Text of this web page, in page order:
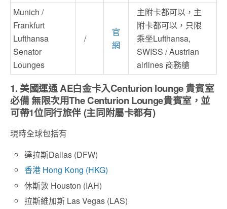
Munich /
Frankfurt
Lufthansa
Senator
Lounges
/
官
網
主附卡都可以，主
附卡都可以，只限
乘坐Lufthansa,
SWISS / Austrian
airlines 商務艙
1. 美國運通 AE白金卡入Centurion lounge 貴賓室
必備 無限次用The Centurion Lounge貴賓室，並
可帶1位同行旅伴 (主同附屬卡都有)
現時全球包括有
達拉斯Dallas (DFW)
香港 Hong Kong (HKG)
休斯敦 Houston (IAH)
拉斯維加斯 Las Vegas (LAS)